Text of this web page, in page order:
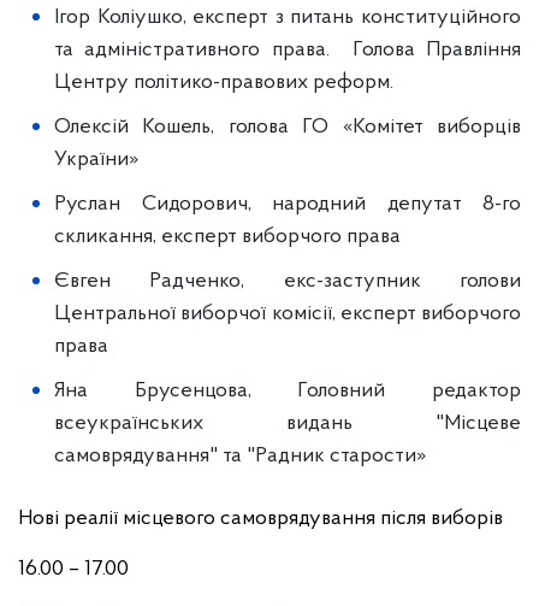
Ігор Коліушко, експерт з питань конституційного
та адміністративного права. Голова Правління
Центру політико-правових реформ.
Олексій Кошель, голова ГО «Комітет виборців
України»
Руслан Сидорович, народний депутат 8-го
скликання, експерт виборчого права
Євген Радченко, екс-заступник голови
Центральної виборчої комісії, експерт виборчого
права
Яна Брусенцова, Головний редактор
всеукраїнських видань "Місцеве
самоврядування" та "Радник старости»
Нові реалії місцевого самоврядування після виборів
16.00 – 17.00